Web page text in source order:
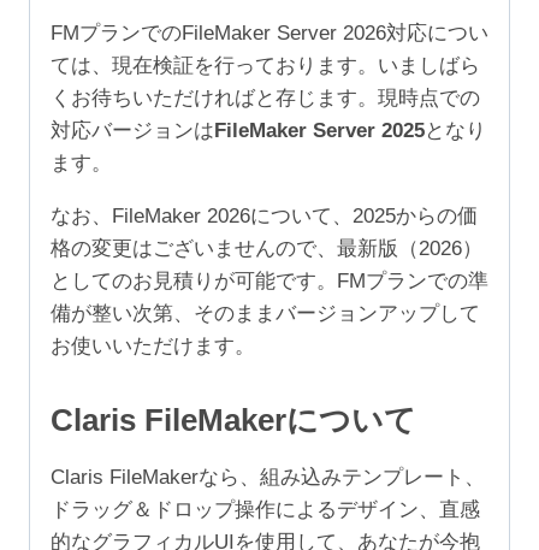
規
4
年
（ア
カ
ミ
ッ
ク/NPO
50-
99
ー
個
FMプランでのFileMaker Server 2026対応につい
ては、現在検証を行っております。いましばら
くお待ちいただければと存じます。現時点での
対応バージョンは FileMaker Server 2025となり
ます。
なお、FileMaker 2026について、2025からの価
格の変更はございませんので、最新版（2026）
としてのお見積りが可能です。FMプランでの準
備が整い次第、そのままバージョンアップして
お使いいただけます。
Claris FileMakerについて
Claris FileMakerなら、組み込みテンプレート、
ドラッグ＆ドロップ操作によるデザイン、直感
的なグラフィカルUIを使用して、あなたが今抱